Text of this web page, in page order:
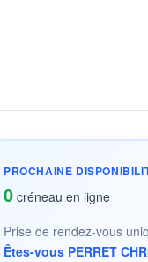
PROCHAINE
0 créneau en ligne
Prise de rendez-vous
Êtes-vous PERRET